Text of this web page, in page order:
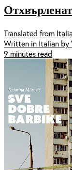
Translated from
Written in Italian by
9 minutes read